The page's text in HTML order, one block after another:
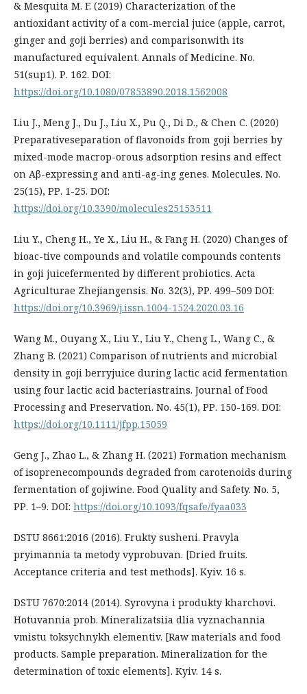
& Mesquita M. F. (2019) Characterization of the
antioxidant activity of a com-mercial juice (apple, carrot,
ginger and goji berries) and comparisonwith its
manufactured equivalent. Annals of Medicine. No.
51(sup1). Р. 162. DOI:
https://doi.org/10.1080/07853890.2018.1562008
Liu J., Meng J., Du J., Liu X., Pu Q., Di D., & Chen C. (2020)
Preparativeseparation of flavonoids from goji berries by
mixed-mode macrop-orous adsorption resins and effect
on Aβ-expressing and anti-ag-ing genes. Molecules. No.
25(15), РР. 1-25. DOI:
https://doi.org/10.3390/molecules25153511
Liu Y., Cheng H., Ye X., Liu H., & Fang H. (2020) Changes of
bioac-tive compounds and volatile compounds contents
in goji juicefermented by different probiotics. Acta
Agriculturae Zhejiangensis. No. 32(3), РР. 499–509 DOI:
https://doi.org/10.3969/j.issn.1004-1524.2020.03.16
Wang M., Ouyang X., Liu Y., Liu Y., Cheng L., Wang C., &
Zhang B. (2021) Comparison of nutrients and microbial
density in goji berryjuice during lactic acid fermentation
using four lactic acid bacteriastrains. Journal of Food
Processing and Preservation. No. 45(1), РР. 150-169. DOI:
https://doi.org/10.1111/jfpp.15059
Geng J., Zhao L., & Zhang H. (2021) Formation mechanism
of isoprenecompounds degraded from carotenoids during
fermentation of gojiwine. Food Quality and Safety. No. 5,
РР. 1–9. DOI: https://doi.org/10.1093/fqsafe/fyaa033
DSTU 8661:2016 (2016). Frukty susheni. Pravyla
pryimannia ta metody vyprobuvan. [Dried fruits.
Acceptance criteria and test methods]. Kyiv. 16 s.
DSTU 7670:2014 (2014). Syrovyna i produkty kharchovi.
Hotuvannia prob. Mineralizatsiia dlia vyznachannia
vmistu toksychnykh elementiv. [Raw materials and food
products. Sample preparation. Mineralization for the
determination of toxic elements]. Kyiv. 14 s.